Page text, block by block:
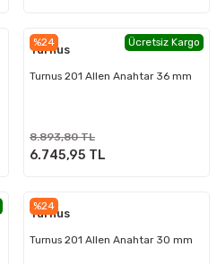
%24 Ücretsiz Kargo
Turnus
Turnus 201 Allen Anahtar 36 mm
8.893,80 TL
6.745,95 TL
%24
Turnus
Turnus 201 Allen Anahtar 30 mm